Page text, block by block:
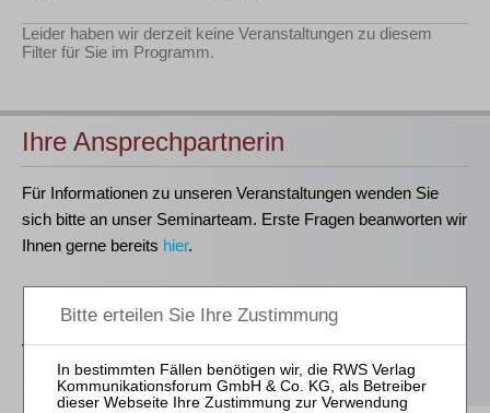
Leider haben wir derzeit keine Veranstaltungen zu diesem
Filter für Sie im Programm.
Ihre Ansprechpartnerin
Für Informationen zu unseren Veranstaltungen wenden Sie
sich bitte an unser Seminarteam. Erste Fragen beanworten wir
Ihnen gerne bereits hier.
Seminarorganisation
T(0221)-400 88-15
seminar@rws-verlag.de